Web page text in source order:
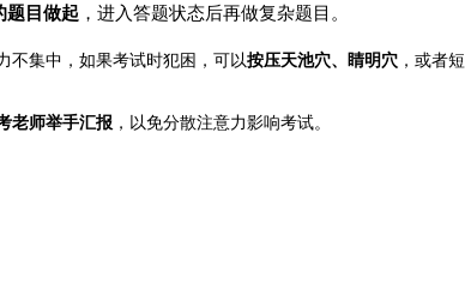
题目做起 ，进入答题状态后再做复杂题目。
不集中，如果考试时犯困，可以按压天池穴、睛明穴 ，或者短
老师举手汇报 ，以免分散注意力影响考试。